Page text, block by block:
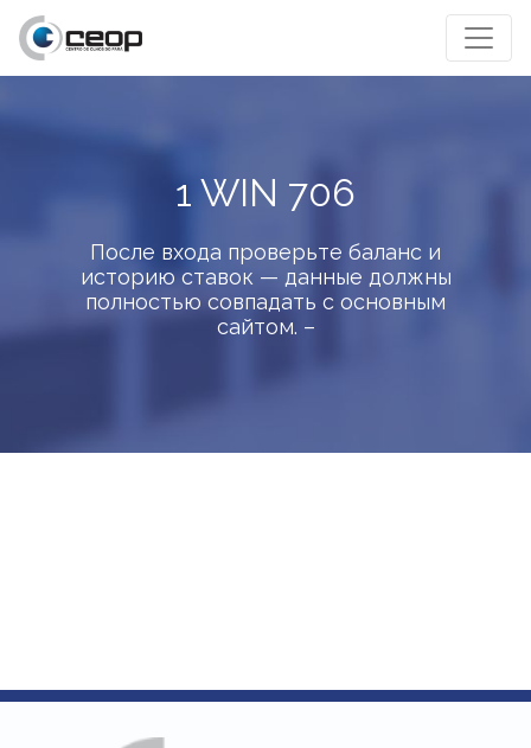
1 WIN 706
После входа проверьте баланс и
историю ставок — данные должны
полностью совпадать с основным
сайтом. –